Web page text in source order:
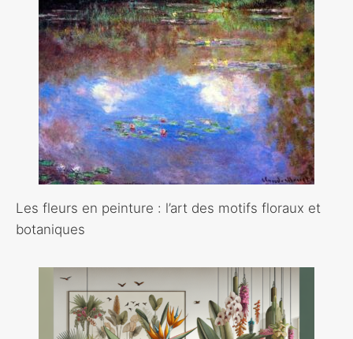
Les fleurs en peinture : l’art des motifs floraux et
botaniques